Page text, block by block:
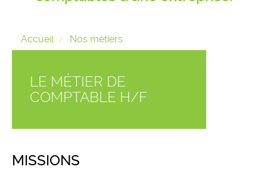
Accueil Nos métiers
LE MÉTIER DE
COMPTABLE H/F
MISSIONS